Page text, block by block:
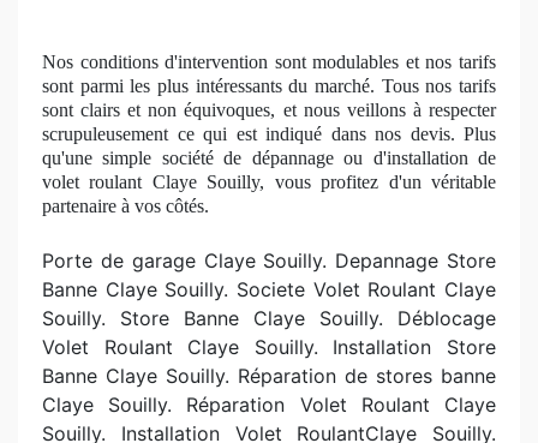
Nos conditions d'intervention sont modulables et nos tarifs
sont parmi les plus intéressants du marché. Tous nos tarifs
sont clairs et non équivoques, et nous veillons à respecter
scrupuleusement ce qui est indiqué dans nos devis. Plus
qu'une simple sociétéde dépannage ou d'installation de
volet roulant Claye Souilly, vous profitez d'un véritable
partenaire à vos côtés.
Porte de garage Claye Souilly. Depannage Store
Banne Claye Souilly. Societe Volet Roulant Claye
Souilly. Store Banne Claye Souilly. Déblocage
Volet Roulant Claye Souilly. Installation Store
Banne Claye Souilly. Réparation de stores banne
Claye Souilly. Réparation Volet Roulant Claye
Souilly. Installation Volet RoulantClaye Souilly.